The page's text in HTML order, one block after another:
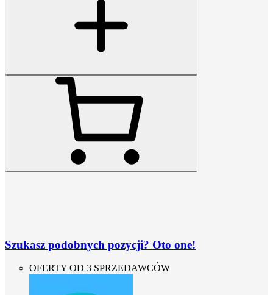
Szukasz podobnych pozycji? Oto one!
OFERTY OD 3 SPRZEDAWCÓW